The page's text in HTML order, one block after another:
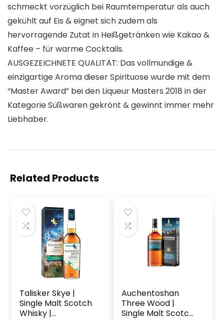
schmeckt vorzüglich bei Raumtemperatur als auch
gekühlt auf Eis & eignet sich zudem als
hervorragende Zutat in Heißgetränken wie Kakao &
Kaffee – für warme Cocktails.
AUSGEZEICHNETE QUALITÄT: Das vollmundige &
einzigartige Aroma dieser Spirituose wurde mit dem
“Master Award” bei den Liqueur Masters 2018 in der
Kategorie Süßwaren gekrönt & gewinnt immer mehr
Liebhaber.
Related Products
Talisker Skye |
Single Malt Scotch
Whisky |
Auchentoshan
Three Wood |
Single Malt Scotch